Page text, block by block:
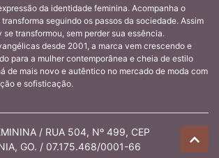
da identidade feminina. Acompanha o
seguindo os passos da sociedade. Assim
se transformou, sem perder sua essência.
desde 2001, a marca vem crescendo e
para a mulher contemporânea e cheia de estilo
de mais novo e autêntico no mercado de moda com
e sofisticação.
/ RUA 504, Nº 499, CEP
GO. / 07.175.468/0001-66